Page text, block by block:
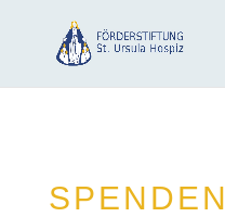
SPENDEN